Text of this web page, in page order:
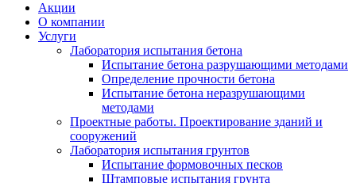
Акции
О компании
Услуги
Лаборатория испытания бетона
Испытание бетона разрушающими методами
Определение прочности бетона
Испытание бетона неразрушающими
методами
Проектные работы. Проектирование зданий и
сооружений
Лаборатория испытания грунтов
Испытание формовочных песков
Штамповые испытания грунта